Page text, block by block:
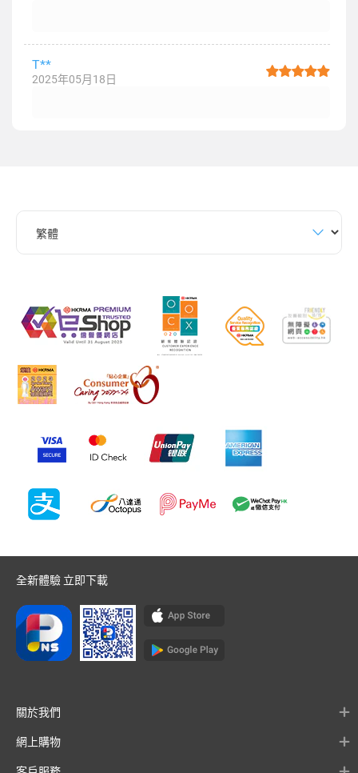
T**
2025年05月18日
全新體驗 立即下載
關於我們
網上購物